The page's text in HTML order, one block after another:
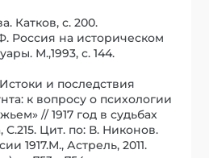
Катков, с. 200.
Россия на историческом
М.,1993, с. 144.
и последствия
к вопросу о психологии
// 1917 год в судьбах
Цит. по: В. Никонов.
1917.М., Астрель, 2011.